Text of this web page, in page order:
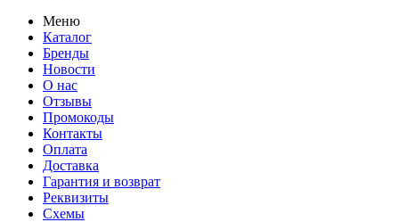
Меню
Каталог
Бренды
Новости
О нас
Отзывы
Промокоды
Контакты
Оплата
Доставка
Гарантия и возврат
Реквизиты
Схемы